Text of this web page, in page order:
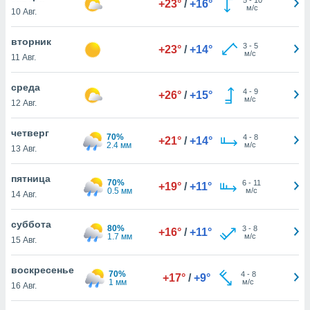
действия
рекламу
нашей
cookie
cookie
в
нашего
10 Авг.
+23° / +16°
м/с
вторник
11 Авг.
+23° / +14° 3- 5
м/с
среда
12 Авг.
+26° / +15° 4- 9
м/с
четверг
13 Авг.
70%
2.4 мм
+21° / +14° 4- 8
м/с
пятница
14 Авг.
70%
0.5 мм
+19° / +11° 6 - 11
м/с
суббота
15 Авг.
80%
1.7 мм
+16° / +11° 3 -8
м/с
воскресенье
16 Авг.
70%
1 мм
+17° / +9° 4- 8
м/с